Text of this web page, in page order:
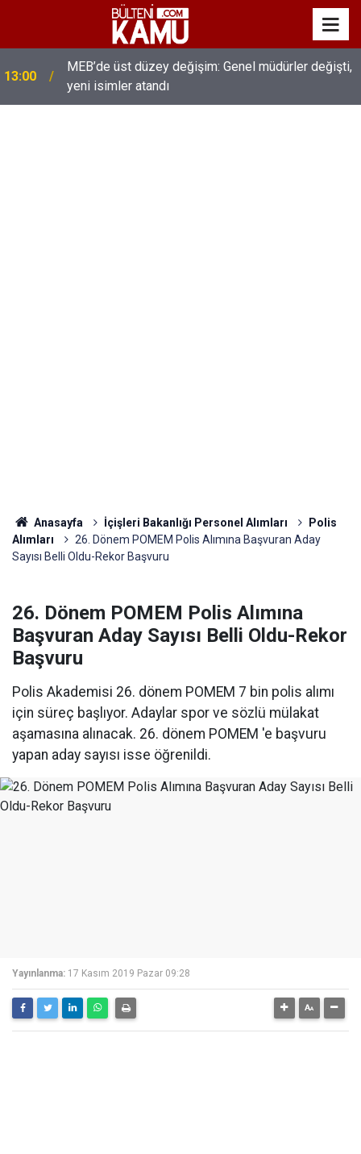
13:00
MEB’de üst düzey değişim: Genel müdürler değişti,
yeni isimler atandı
Anasayfa İçişleri Bakanlığı Personel Alımları
Polis
Alımları
26. Dönem POMEM Polis Alımına Başvuran Aday
Sayısı Belli Oldu-Rekor Başvuru
26. Dönem POMEM Polis Alımına
Başvuran Aday Sayısı Belli Oldu-Rekor
Başvuru
Polis Akademisi 26. dönem POMEM 7 bin polis alımı
için süreç başlıyor. Adaylar spor ve sözlü mülakat
aşamasına alınacak. 26. dönem POMEM 'e başvuru
yapan aday sayısı isse öğrenildi.
Yayınlanma: 17 Kasım 2019 Pazar 09:28